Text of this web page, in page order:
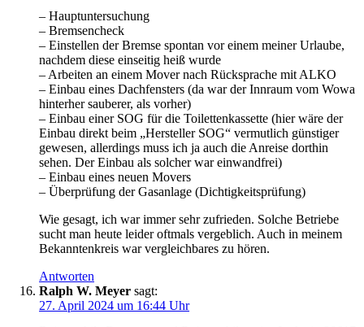
– Hauptuntersuchung
– Bremsencheck
– Einstellen der Bremse spontan vor einem meiner Urlaube,
nachdem diese einseitig heiß wurde
– Arbeiten an einem Mover nach Rücksprache mit ALKO
– Einbau eines Dachfensters (da war der Innraum vom Wowa
hinterher sauberer, als vorher)
– Einbau einer SOG für die Toilettenkassette (hier wäre der
Einbau direkt beim „Hersteller SOG“ vermutlich günstiger
gewesen, allerdings muss ich ja auch die Anreise dorthin
sehen. Der Einbau als solcher war einwandfrei)
– Einbau eines neuen Movers
– Überprüfung der Gasanlage (Dichtigkeitsprüfung)
Wie gesagt, ich war immer sehr zufrieden. Solche Betriebe
sucht man heute leider oftmals vergeblich. Auch in meinem
Bekanntenkreis war vergleichbares zu hören.
Antworten
Ralph W. Meyer sagt:
27. April 2024 um 16:44 Uhr